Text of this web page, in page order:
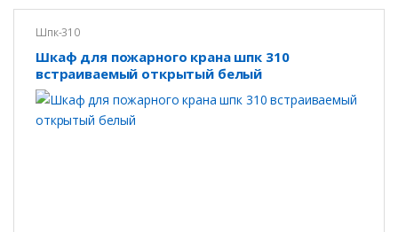
Шпк-310
Шкаф для пожарного крана шпк 310
встраиваемый открытый белый